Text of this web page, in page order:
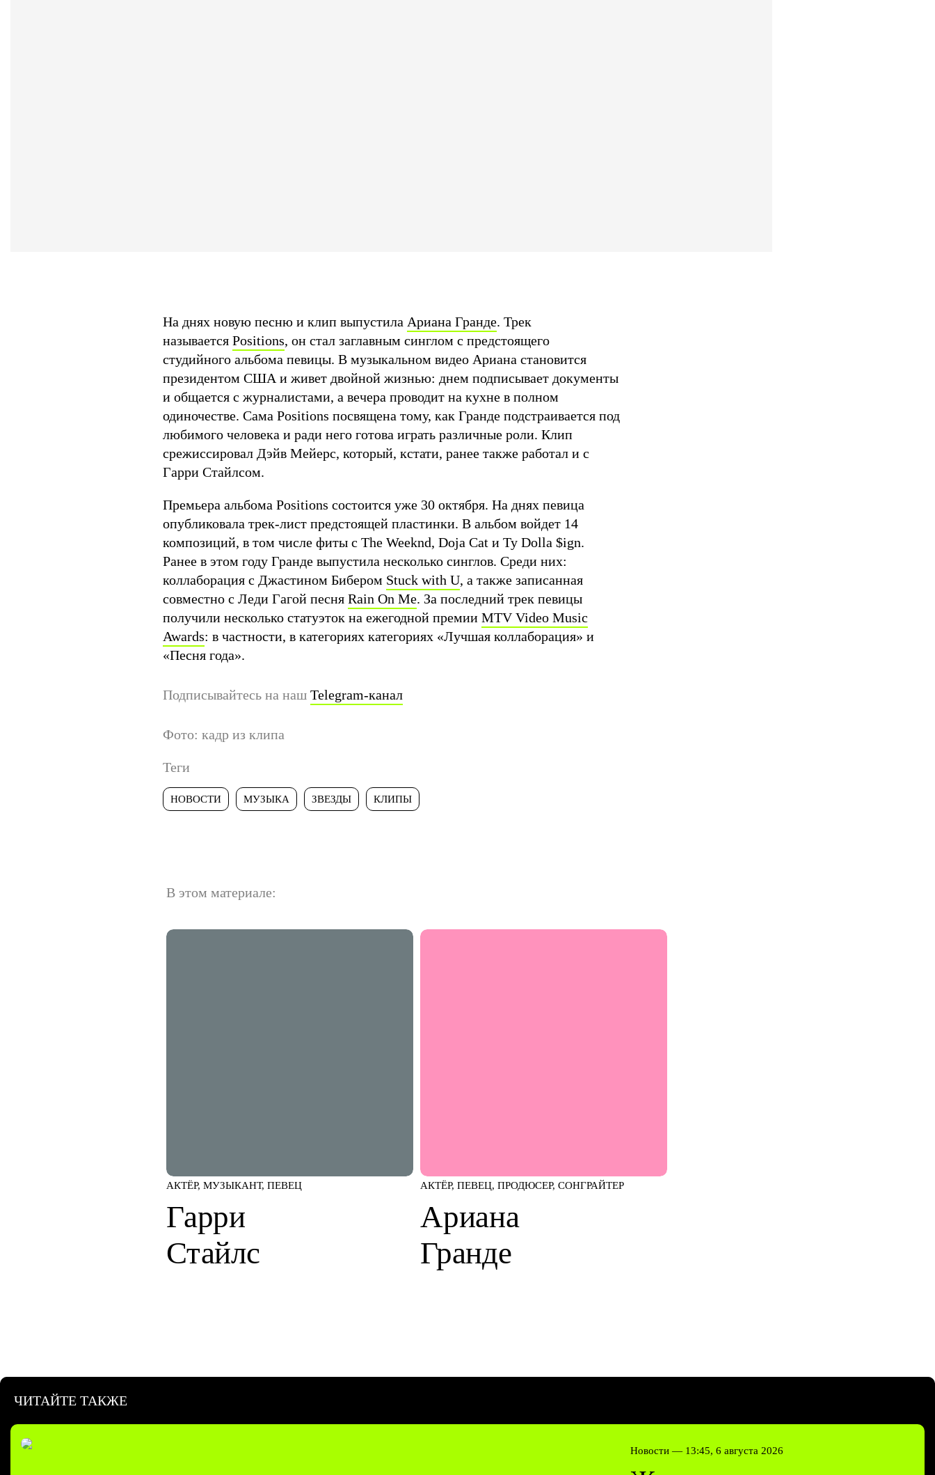
На днях новую песню и клип выпустила Ариана Гранде. Трек
называется Positions, он стал заглавным синглом с предстоящего
студийного альбома певицы. В музыкальном видео Ариана становится
президентом США и живет двойной жизнью: днем подписывает документы
и общается с журналистами, а вечера проводит на кухне в полном
одиночестве. Сама Positions посвящена тому, как Гранде подстраивается под
любимого человека и ради него готова играть различные роли. Клип
срежиссировал Дэйв Мейерс, который, кстати, ранее также работал и с
Гарри Стайлсом.
Премьера альбома Positions состоится уже 30 октября. На днях певица
опубликовала трек-лист предстоящей пластинки. В альбом войдет 14
композиций, в том числе фиты с The Weeknd, Doja Cat и Ty Dolla $ign.
Ранее в этом году Гранде выпустила несколько синглов. Среди них:
коллаборация с Джастином Бибером Stuck with U, а также записанная
совместно с Леди Гагой песня Rain On Me. За последний трек певицы
получили несколько статуэток на ежегодной премии MTV Video Music
Awards: в частности, в категориях категориях «Лучшая коллаборация» и
«Песня года».
Подписывайтесь на наш Telegram-канал
Фото: кадр из клипа
Теги
НОВОСТИ МУЗЫКА ЗВЕЗДЫ КЛИПЫ
В этом материале:
АКТЁР, МУЗЫКАНТ, ПЕВЕЦ
Гарри
Стайлс
АКТЁР, ПЕВЕЦ, ПРОДЮСЕР, СОНГРАЙТЕР
Ариана
Гранде
ЧИТАЙТЕ ТАКЖЕ
Новости — 13:45, 6 августа 2026